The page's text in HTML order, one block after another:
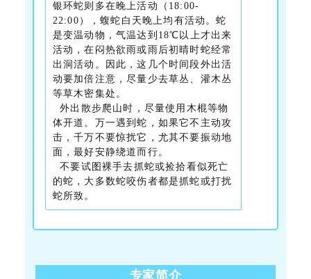
银环蛇则多在晚上活动（18:00-
22:00），蝮蛇白天晚上均有活动。蛇
是变温动物，气温达到18℃以上才出来
活动，在闷热欲雨或雨后初晴时蛇经常
出洞活动。因此，这几个时间段外出活
动要加倍注意，尽量少去草丛、灌木丛
等草木密集处。
外出散步爬山时，尽量使用木棍等物
体开道。万一遇到蛇，如果它不主动攻
击，千万不要惊扰它，尤其不要振动地
面，最好安静绕道而行。
不要试图裸手去抓蛇或捡拾看似死亡
的蛇，大多数蛇咬伤者都是抓蛇或打扰
蛇所致。
专家简介